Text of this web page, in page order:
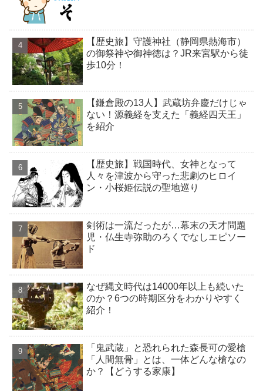
【歴史旅】守護神社（静岡県熱海市）
の御祭神や御神徳は？JR来宮駅から徒
歩10分！
【鎌倉殿の13人】武蔵坊弁慶だけじゃ
ない！源義経を支えた「義経四天王」
を紹介
【歴史旅】戦国時代、女神となって
人々を津波から守った悲劇のヒロイ
ン・小桜姫伝説の聖地巡り
剣術は一流だったが…幕末の天才問題
児・仏生寺弥助のろくでなしエピソー
ド
なぜ縄文時代は14000年以上も続いた
のか？6つの時期区分をわかりやすく
紹介！
「鬼武蔵」と恐れられた森長可の愛槍
「人間無骨」とは、一体どんな槍なの
か？【どうする家康】